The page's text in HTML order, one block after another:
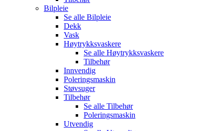
Bilpleie
Se alle Bilpleie
Dekk
Vask
Høytrykksvaskere
Se alle Høytrykksvaskere
Tilbehør
Innvendig
Poleringsmaskin
Støvsuger
Tilbehør
Se alle Tilbehør
Poleringsmaskin
Utvendig